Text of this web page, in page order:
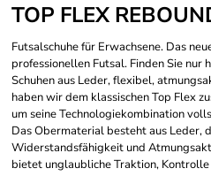
TOP FLEX
Futsalschuhe für Erwachsene. Das
professionellen Futsal. Finden Sie nur
Schuhen aus Leder, flexibel,
haben wir dem klassischen Top Flex
um seine Technologiekombination
Das Obermaterial besteht aus Leder,
Widerstandsfähigkeit und
bietet unglaubliche Traktion,